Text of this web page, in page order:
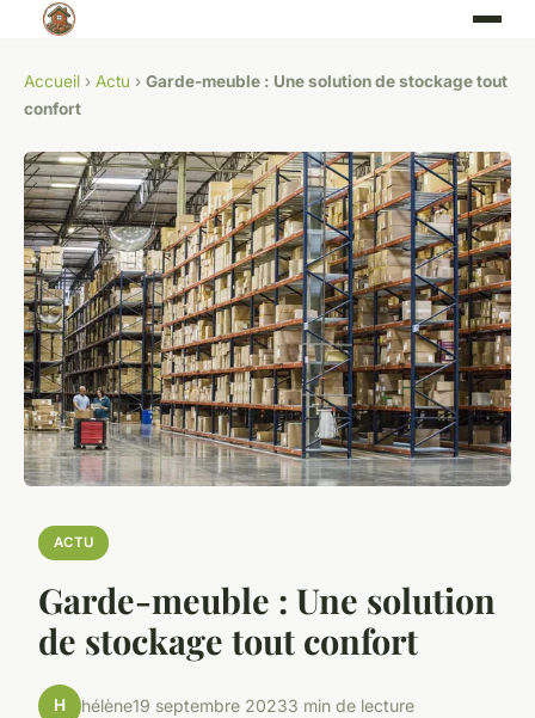
Accueil › Actu › Garde-meuble : Une solution de stockage tout
confort
ACTU
Garde-meuble : Une solution
de stockage tout confort
H hélène19 septembre 20233 min de lecture